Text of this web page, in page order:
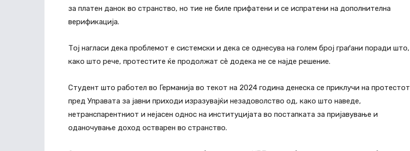
за платен данок во странство, но тие не биле прифатени и се испратени на дополнителна
верификација.
Тој нагласи дека проблемот е системски и дека се однесува на голем број граѓани поради што,
како што рече, протестите ќе продолжат сè додека не се најде решение.
Студент што работел во Германија во текот на 2024 година денеска се приклучи на протестот
пред Управата за јавни приходи изразувајќи незадоволство од, како што наведе,
нетранспарентниот и нејасен однос на институцијата во постапката за пријавување и
оданочување доход остварен во странство.